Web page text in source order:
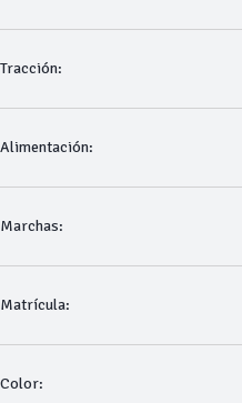
Tracción:
Alimentación:
Marchas:
Matrícula:
Color: